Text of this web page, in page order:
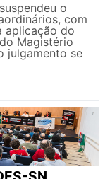
o
com
aplicação do
Magistério
julgamento se